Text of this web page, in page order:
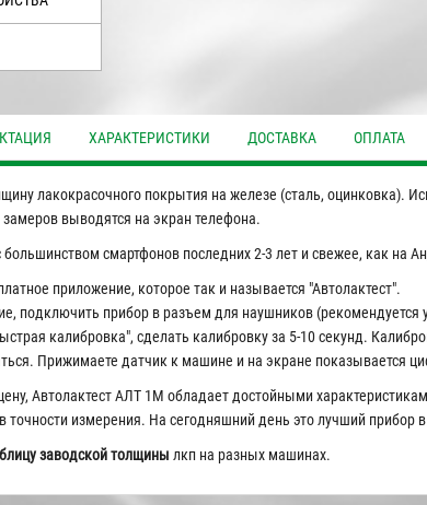
ХАРАКТЕРИСТИКИ ДОСТАВКА ОПЛАТА
лакокрасочного покрытия на железе (сталь, оцинковка).
выводятся на экран телефона.
смартфонов последних 2-3 лет и свежее, как на
приложение, которое так и называется "Автолактест".
подключить прибор в разъем для наушников (рекомендуется
калибровка", сделать калибровку за 5-10 секунд.
Прижимаете датчик к машине и на экране показывается
Автолактест АЛТ 1М обладает достойными
измерения. На сегодняшний день это лучший прибор
заводской толщины лкп на разных машинах.